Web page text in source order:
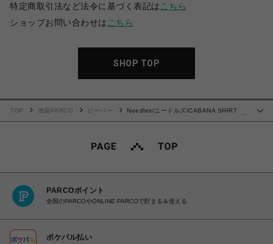
特定商取引法など法令に基づく表記は こちら
ショップお問い合わせは こちら
SHOP TOP
TOP 池袋PARCO ビーバー
Needles/ニードルズ/CABANA SHIRT -
PARCOポイント
全国のPARCOやONLINE PARCOで貯まる＆使える
ポケパル払い